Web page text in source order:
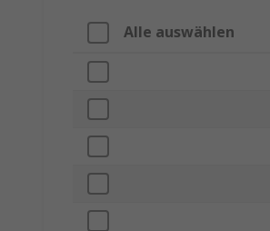
Alle auswählen